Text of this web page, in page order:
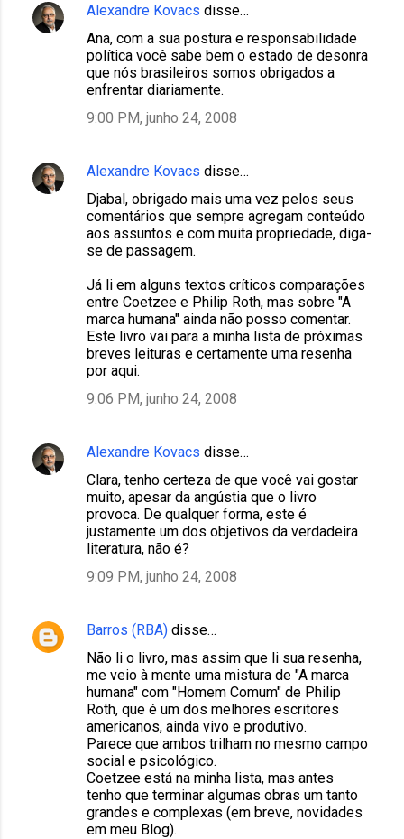
Alexandre Kovacs disse…
Ana, com a sua postura e responsabilidade
política você sabe bem o estado de desonra
que nós brasileiros somos obrigados a
enfrentar diariamente.
9:00 PM, junho 24, 2008
Alexandre Kovacs disse…
Djabal, obrigado mais uma vez pelos seus
comentários que sempre agregam conteúdo
aos assuntos e com muita propriedade, diga-
se de passagem.
Já li em alguns textos críticos comparações
entre Coetzee e Philip Roth, mas sobre "A
marca humana" ainda não posso comentar.
Este livro vai para a minha lista de próximas
breves leituras e certamente uma resenha
por aqui.
9:06 PM, junho 24, 2008
Alexandre Kovacs disse…
Clara, tenho certeza de que você vai gostar
muito, apesar da angústia que o livro
provoca. De qualquer forma, este é
justamente um dos objetivos da verdadeira
literatura, não é?
9:09 PM, junho 24, 2008
Barros (RBA) disse…
Não li o livro, mas assim que li sua resenha,
me veio à mente uma mistura de "A marca
humana" com "Homem Comum" de Philip
Roth, que é um dos melhores escritores
americanos, ainda vivo e produtivo.
Parece que ambos trilham no mesmo campo
social e psicológico.
Coetzee está na minha lista, mas antes
tenho que terminar algumas obras um tanto
grandes e complexas (em breve, novidades
em meu Blog).